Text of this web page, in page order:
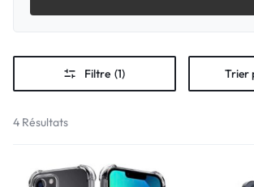
Filtre (1) Trier
4 Résultats